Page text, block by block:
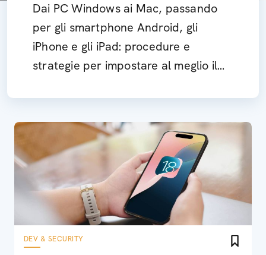
Dai PC Windows ai Mac, passando
per gli smartphone Android, gli
iPhone e gli iPad: procedure e
strategie per impostare al meglio il
DEV & SECURITY